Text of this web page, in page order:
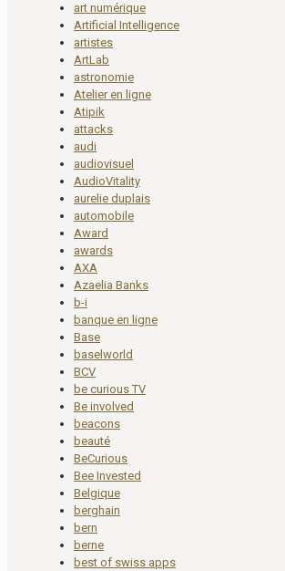
art numérique
Artificial Intelligence
artistes
ArtLab
astronomie
Atelier en ligne
Atipik
attacks
audi
audiovisuel
AudioVitality
aurelie duplais
automobile
Award
awards
AXA
Azaelia Banks
b-i
banque en ligne
Base
baselworld
BCV
be curious TV
Be involved
beacons
beauté
BeCurious
Bee Invested
Belgique
berghain
bern
berne
best of swiss apps